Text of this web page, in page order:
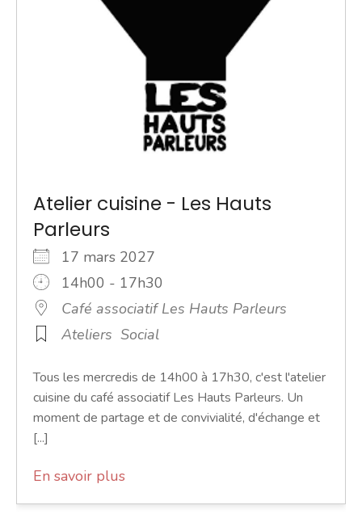
Atelier cuisine - Les Hauts
Parleurs
17 mars 2027
14h00 - 17h30
Café associatif Les Hauts Parleurs
Ateliers Social
Tous les mercredis de 14h00 à 17h30, c'est l'atelier
cuisine du café associatif Les Hauts Parleurs. Un
moment de partage et de convivialité, d'échange et
[...]
En savoir plus